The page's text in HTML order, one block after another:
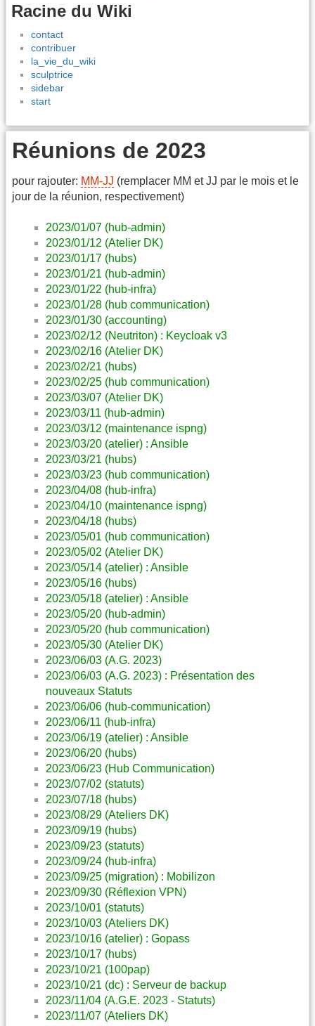
Racine du Wiki
contact
contribuer
la_vie_du_wiki
sculptrice
sidebar
start
Réunions de 2023
pour rajouter: MM-JJ (remplacer MM et JJ par le mois et le
jour de la réunion, respectivement)
2023/01/07 (hub-admin)
2023/01/12 (Atelier DK)
2023/01/17 (hubs)
2023/01/21 (hub-admin)
2023/01/22 (hub-infra)
2023/01/28 (hub communication)
2023/01/30 (accounting)
2023/02/12 (Neutriton) : Keycloak v3
2023/02/16 (Atelier DK)
2023/02/21 (hubs)
2023/02/25 (hub communication)
2023/03/07 (Atelier DK)
2023/03/11 (hub-admin)
2023/03/12 (maintenance ispng)
2023/03/20 (atelier) : Ansible
2023/03/21 (hubs)
2023/03/23 (hub communication)
2023/04/08 (hub-infra)
2023/04/10 (maintenance ispng)
2023/04/18 (hubs)
2023/05/01 (hub communication)
2023/05/02 (Atelier DK)
2023/05/14 (atelier) : Ansible
2023/05/16 (hubs)
2023/05/18 (atelier) : Ansible
2023/05/20 (hub-admin)
2023/05/20 (hub communication)
2023/05/30 (Atelier DK)
2023/06/03 (A.G. 2023)
2023/06/03 (A.G. 2023) : Présentation des
nouveaux Statuts
2023/06/06 (hub-communication)
2023/06/11 (hub-infra)
2023/06/19 (atelier) : Ansible
2023/06/20 (hubs)
2023/06/23 (Hub Communication)
2023/07/02 (statuts)
2023/07/18 (hubs)
2023/08/29 (Ateliers DK)
2023/09/19 (hubs)
2023/09/23 (statuts)
2023/09/24 (hub-infra)
2023/09/25 (migration) : Mobilizon
2023/09/30 (Réflexion VPN)
2023/10/01 (statuts)
2023/10/03 (Ateliers DK)
2023/10/16 (atelier) : Gopass
2023/10/17 (hubs)
2023/10/21 (100pap)
2023/10/21 (dc) : Serveur de backup
2023/11/04 (A.G.E. 2023 - Statuts)
2023/11/07 (Ateliers DK)